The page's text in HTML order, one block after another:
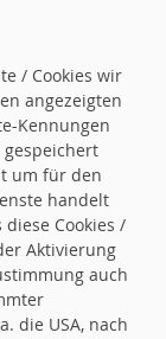
/ Cookies wir
angezeigten
Kennungen
um für den
handelt
Cookies /
Aktivierung
auch
die USA, nach